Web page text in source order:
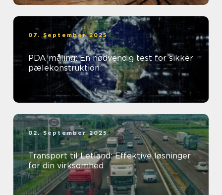
07. September 2025
PDA måling: En nødvendig test for sikker
pælekonstruktion
02. September 2025
Transport til Letland: Effektive løsninger
for din virksomhed